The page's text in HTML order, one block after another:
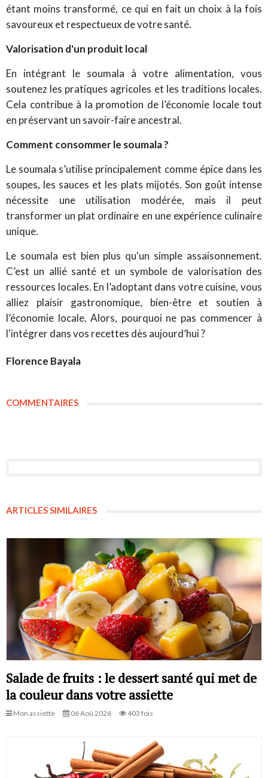
étant moins transformé, ce qui en fait un choix à la fois
savoureux et respectueux de votre santé.
Valorisation d'un produit local
En intégrant le soumala à votre alimentation, vous
soutenez les pratiques agricoles et les traditions locales.
Cela contribue à la promotion de l’économie locale tout
en préservant un savoir-faire ancestral.
Comment consommer le soumala ?
Le soumala s’utilise principalement comme épice dans les
soupes, les sauces et les plats mijotés. Son goût intense
nécessite une utilisation modérée, mais il peut
transformer un plat ordinaire en une expérience culinaire
unique.
Le soumala est bien plus qu'un simple assaisonnement.
C’est un allié santé et un symbole de valorisation des
ressources locales. En l’adoptant dans votre cuisine, vous
alliez plaisir gastronomique, bien-être et soutien à
l’économie locale. Alors, pourquoi ne pas commencer à
l'intégrer dans vos recettes dès aujourd’hui ?
Florence Bayala
COMMENTAIRES
ARTICLES SIMILAIRES
Salade de fruits : le dessert santé qui met de
la couleur dans votre assiette
Mon assiette 06 Aoû 2026 403 fois